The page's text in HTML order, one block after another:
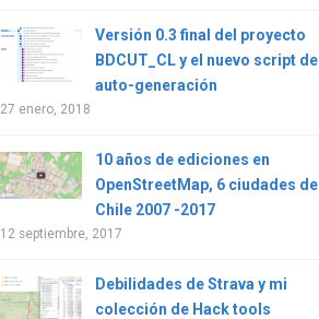
Versión 0.3 final del proyecto
BDCUT_CL y el nuevo script de
auto-generación
27 enero, 2018
10 años de ediciones en
OpenStreetMap, 6 ciudades de
Chile 2007 -2017
12 septiembre, 2017
Debilidades de Strava y mi
colección de Hack tools